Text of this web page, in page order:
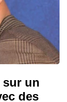
sur un
des